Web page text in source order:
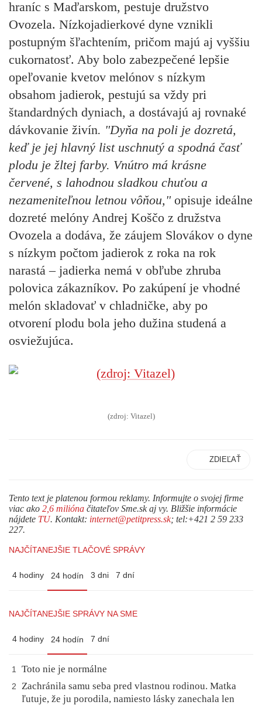
hraníc s Maďarskom, pestuje družstvo
Ovozela. Nízkojadierkové dyne vznikli
postupným šľachtením, pričom majú aj vyššiu
cukornatosť. Aby bolo zabezpečené lepšie
opeľovanie kvetov melónov s nízkym
obsahom jadierok, pestujú sa vždy pri
štandardných dyniach, a dostávajú aj rovnaké
dávkovanie živín. "Dyňa na poli je dozretá,
keď je jej hlavný list uschnutý a spodná časť
plodu je žltej farby. Vnútro má krásne
červené, s lahodnou sladkou chuťou a
nezameniteľnou letnou vôňou," opisuje ideálne
dozreté melóny Andrej Koščo z družstva
Ovozela a dodáva, že záujem Slovákov o dyne
s nízkym počtom jadierok z roka na rok
narastá – jadierka nemá v obľube zhruba
polovica zákazníkov. Po zakúpení je vhodné
melón skladovať v chladničke, aby po
otvorení plodu bola jeho dužina studená a
osviežujúca.
(zdroj: Vitazel)
ZDIEĽAŤ
Tento text je platenou formou reklamy. Informujte o svojej firme
viac ako 2,6 milióna čitateľov Sme.sk aj vy. Bližšie informácie
nájdete TU. Kontakt: internet@petitpress.sk; tel:+421 2 59 233
227.
NAJČÍTANEJŠIE TLAČOVÉ SPRÁVY
4 hodiny 24 hodín 3 dni 7 dní
NAJČÍTANEJŠIE SPRÁVY NA SME
4 hodiny 24 hodín 7 dní
1 Toto nie je normálne
2
Zachránila samu seba pred vlastnou rodinou. Matka
ľutuje, že ju porodila, namiesto lásky zanechala len